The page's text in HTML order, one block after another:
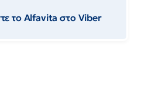
το Αlfavita στο Viber